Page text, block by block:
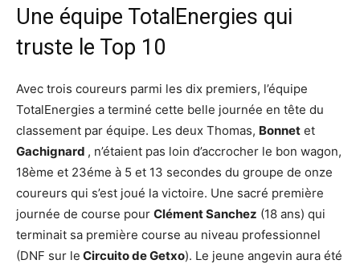
Une équipe TotalEnergies qui
truste le Top 10
Avec trois coureurs parmi les dix premiers, l’équipe
TotalEnergies a terminé cette belle journée en tête du
classement par équipe. Les deux Thomas, Bonnet et
Gachignard , n’étaient pas loin d’accrocher le bon wagon,
18ème et 23éme à 5 et 13 secondes du groupe de onze
coureurs qui s’est joué la victoire. Une sacré première
journée de course pour Clément Sanchez (18 ans) qui
terminait sa première course au niveau professionnel
(DNF sur le Circuito de Getxo). Le jeune angevin aura été